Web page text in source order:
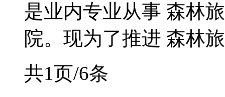
是业内专业从事 森林
院。现为了推进 森林
共1页/6条